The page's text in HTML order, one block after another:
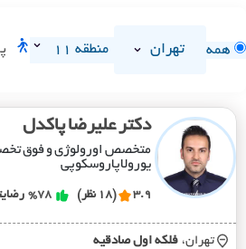
همه تهران منطقه 11
دکتر علیرضا پاکدل
متخصص اورولوژی و فوق
یورولاپاروسکوپی
3.9 (18 نظر) %78
تهران، فلکه اول صادقيه